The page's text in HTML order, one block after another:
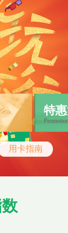
特
用卡指南